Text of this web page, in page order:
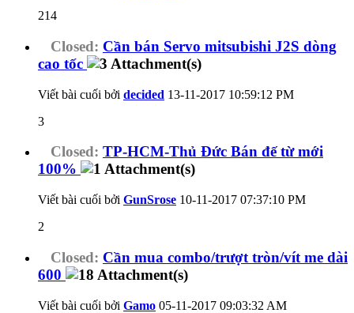
214
Closed: Cần bán Servo mitsubishi J2S dòng
cao tốc
Viết bài cuối bởi decided 13-11-2017 10:59:12 PM
3
Closed: TP-HCM-Thủ Đức Bán đế từ mới
100%
Viết bài cuối bởi GunSrose 10-11-2017 07:37:10 PM
2
Closed: Cần mua combo/trượt tròn/vít me dài
600
Viết bài cuối bởi Gamo 05-11-2017 09:03:32 AM